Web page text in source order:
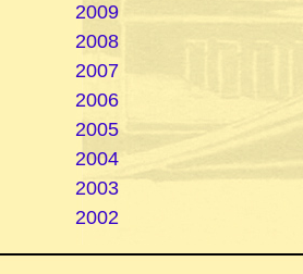
2009
2008
2007
2006
2005
2004
2003
2002